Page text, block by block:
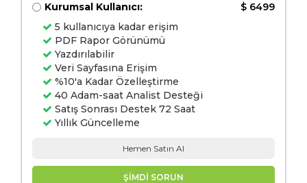
Kurumsal Kullanıcı:
$ 6499
5 kullanıcıya kadar erişim
PDF Rapor Görünümü
Yazdırılabilir
Veri Sayfasına Erişim
%10'a Kadar Özelleştirme
40 Adam-saat Analist Desteği
Satış Sonrası Destek 72 Saat
Yıllık Güncelleme
Hemen Satın Al
ŞİMDİ SORUN